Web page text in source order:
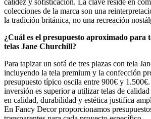
colecciones de la marca son una
la tradición británica, no una recreación
¿Cuál es el presupuesto aproximado para
telas Jane Churchill?
Para tapizar un sofá de tres plazas con tela
incluyendo la tela premium y la confección
presupuesto típico oscila entre 900€ y
inversión es superior a utilizar telas de
en calidad, durabilidad y estética justifica
En Fancy Decor proporcionamos